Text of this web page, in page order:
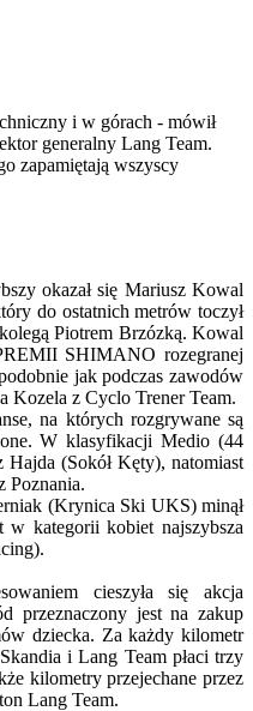
i w górach - mówił
generalny Lang Team.
zapamiętają wszyscy
okazał się Mariusz Kowal
do ostatnich metrów toczył
Piotrem Brzózką. Kowal
SHIMANO rozegranej
jak podczas zawodów
Kozela z Cyclo Trener Team.
na których rozgrywane są
W klasyfikacji Medio (44
Hajda (Sokół Kęty), natomiast
Poznania.
(Krynica Ski UKS) minął
kategorii kobiet najszybsza
cieszyła się akcja
przeznaczony jest na zakup
dziecka. Za każdy kilometr
i Lang Team płaci trzy
kilometry przejechane przez
Lang Team.